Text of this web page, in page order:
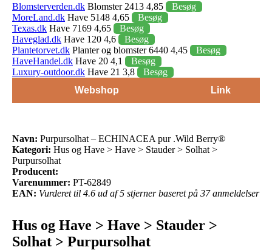
Blomsterverden.dk Blomster 2413 4,85
Besøg
MoreLand.dk Have 5148 4,65
Besøg
Texas.dk Have 7169 4,65
Besøg
Haveglad.dk Have 120 4,6
Besøg
Plantetorvet.dk Planter og blomster 6440 4,45
Besøg
HaveHandel.dk Have 20 4,1
Besøg
Luxury-outdoor.dk Have 21 3,8
Besøg
Webshop
Link
Navn: Purpursolhat – ECHINACEA pur .Wild Berry®
Kategori: Hus og Have > Have > Stauder > Solhat >
Purpursolhat
Producent:
Varenummer: PT-62849
EAN: Vurderet til 4.6 ud af 5 stjerner baseret på 37 anmeldelser
Hus og Have > Have > Stauder >
Solhat > Purpursolhat